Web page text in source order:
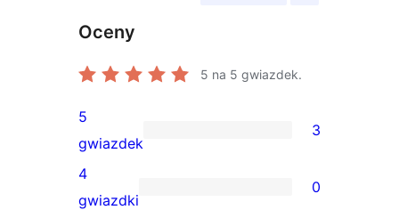
Oceny
5 na 5 gwiazdek.
3
recenzje
5-
5
gwiazdek
3
0
4
gwiazdki
0